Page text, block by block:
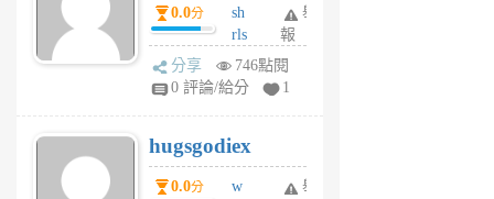
月
前
0.0分
sh
rls
k
m
6
個
月
舉
報
分享
746點閱
0 評論/給分
1
hugsgodiex
0.0分
w
舉